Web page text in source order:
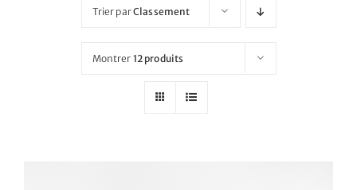
Pour une soirée
Trier parClassement
Montrer 12 produits